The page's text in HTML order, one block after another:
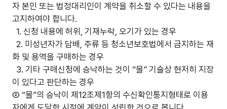
자 본인 또는 법정대리인이 계약을 취소할 수 있다는 내용을
고지하여야 합니다.
1. 신청 내용에 허위, 기재누락, 오기가 있는 경우
2. 미성년자가 담배, 주류 등 청소년보호법에서 금지하는 재
화 및 용역을 구매하는 경우
3. 기타 구매신청에 승낙하는 것이 “몰” 기술상 현저히 지장
이 있다고 판단하는 경우
② “몰”의 승낙이 제12조제1항의 수신확인통지형태로 이용